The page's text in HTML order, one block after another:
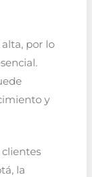
por lo
y
la